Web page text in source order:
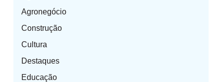
Agronegócio
Construção
Cultura
Destaques
Educação